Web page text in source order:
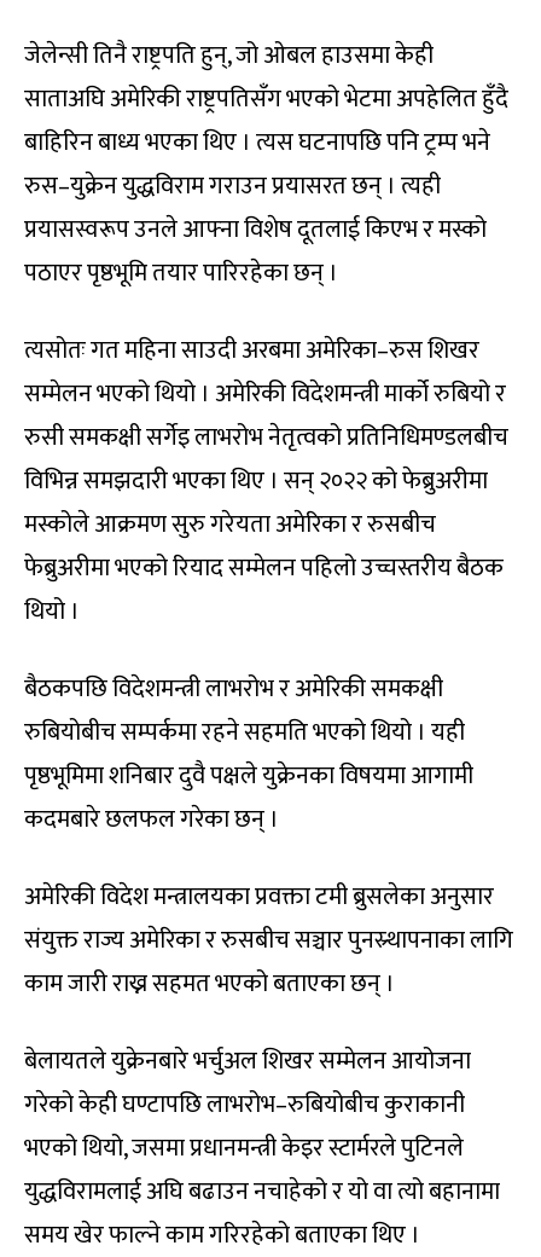
जेलेन्सी तिनै राष्ट्रपति हुन्, जो ओबल हाउसमा केही
साताअघि अमेरिकी राष्ट्रपतिसँग भएको भेटमा अपहेलित हुँदै
बाहिरिन बाध्य भएका थिए । त्यस घटनापछि पनि ट्रम्प भने
रुस–युक्रेन युद्धविराम गराउन प्रयासरत छन् । त्यही
प्रयासस्वरूप उनले आफ्ना विशेष दूतलाई किएभ र मस्को
पठाएर पृष्ठभूमि तयार पारिरहेका छन् ।
त्यसोतः गत महिना साउदी अरबमा अमेरिका–रुस शिखर
सम्मेलन भएको थियो । अमेरिकी विदेशमन्त्री मार्को रुबियो र
रुसी समकक्षी सर्गेइ लाभरोभ नेतृत्वको प्रतिनिधिमण्डलबीच
विभिन्न समझदारी भएका थिए । सन् २०२२ को फेब्रुअरीमा
मस्कोले आक्रमण सुरु गरेयता अमेरिका र रुसबीच
फेब्रुअरीमा भएको रियाद सम्मेलन पहिलो उच्चस्तरीय बैठक
थियो ।
बैठकपछि विदेशमन्त्री लाभरोभ र अमेरिकी समकक्षी
रुबियोबीच सम्पर्कमा रहने सहमति भएको थियो । यही
पृष्ठभूमिमा शनिबार दुवै पक्षले युक्रेनका विषयमा आगामी
कदमबारे छलफल गरेका छन् ।
अमेरिकी विदेश मन्त्रालयका प्रवक्ता टमी ब्रुसलेका अनुसार
संयुक्त राज्य अमेरिका र रुसबीच सञ्चार पुनस्र्थापनाका लागि
काम जारी राख्न सहमत भएको बताएका छन् ।
बेलायतले युक्रेनबारे भर्चुअल शिखर सम्मेलन आयोजना
गरेको केही घण्टापछि लाभरोभ–रुबियोबीच कुराकानी
भएको थियो, जसमा प्रधानमन्त्री केइर स्टार्मरले पुटिनले
युद्धविरामलाई अघि बढाउन नचाहेको र यो वा त्यो बहानामा
समय खेर फाल्ने काम गरिरहेको बताएका थिए ।